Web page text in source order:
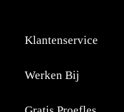
Klantenservice
Werken Bij